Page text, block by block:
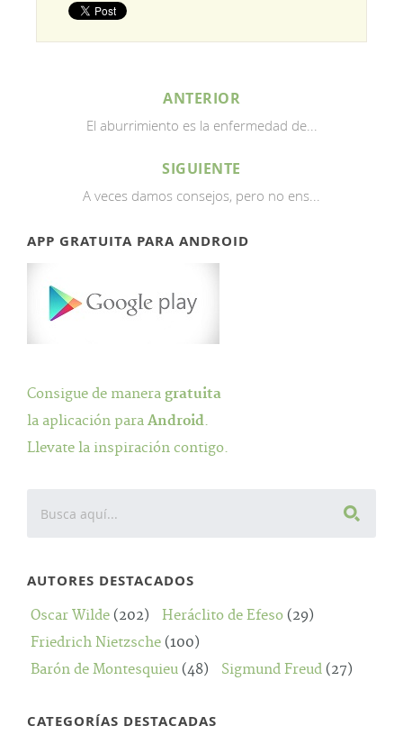
ANTERIOR
El aburrimiento es la enfermedad de...
SIGUIENTE
A veces damos consejos, pero no ens...
APP GRATUITA PARA ANDROID
Consigue de manera gratuita
la aplicación para Android.
Llevate la inspiración contigo.
AUTORES DESTACADOS
Oscar Wilde (202) Heráclito de Efeso (29)
Friedrich Nietzsche (100)
Barón de Montesquieu (48) Sigmund Freud (27)
CATEGORÍAS DESTACADAS